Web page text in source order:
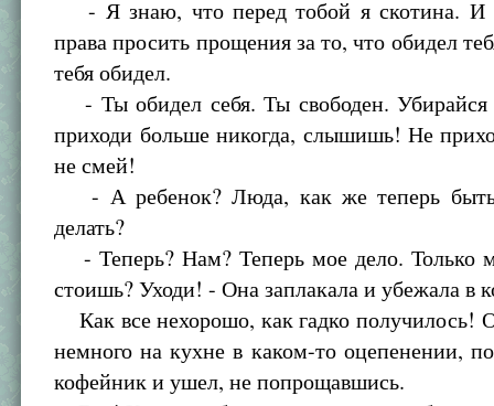
- Я знаю, что перед тобой я скотина.
права просить прощения за то, что обидел
тебя обидел.
- Ты обидел себя. Ты свободен.
приходи больше никогда, слышишь! Не
не смей!
- А ребенок? Люда, как же теперь
делать?
- Теперь? Нам? Теперь мое дело. Только
стоишь? Уходи! - Она заплакала и убежала в
Как все нехорошо, как гадко получилось!
немного на кухне в каком-то оцепенении,
кофейник и ушел, не попрощавшись.